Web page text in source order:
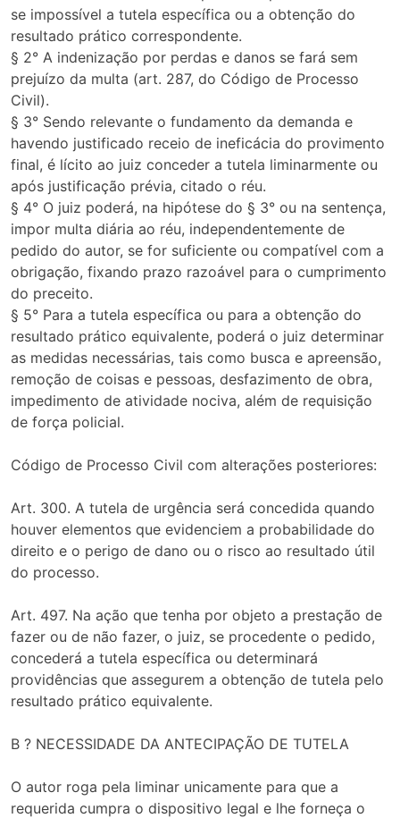
se impossível a tutela específica ou a obtenção do
resultado prático correspondente.
§ 2° A indenização por perdas e danos se fará sem
prejuízo da multa (art. 287, do Código de Processo
Civil).
§ 3° Sendo relevante o fundamento da demanda e
havendo justificado receio de ineficácia do provimento
final, é lícito ao juiz conceder a tutela liminarmente ou
após justificação prévia, citado o réu.
§ 4° O juiz poderá, na hipótese do § 3° ou na sentença,
impor multa diária ao réu, independentemente de
pedido do autor, se for suficiente ou compatível com a
obrigação, fixando prazo razoável para o cumprimento
do preceito.
§ 5° Para a tutela específica ou para a obtenção do
resultado prático equivalente, poderá o juiz determinar
as medidas necessárias, tais como busca e apreensão,
remoção de coisas e pessoas, desfazimento de obra,
impedimento de atividade nociva, além de requisição
de força policial.
Código de Processo Civil com alterações posteriores:
Art. 300. A tutela de urgência será concedida quando
houver elementos que evidenciem a probabilidade do
direito e o perigo de dano ou o risco ao resultado útil
do processo.
Art. 497. Na ação que tenha por objeto a prestação de
fazer ou de não fazer, o juiz, se procedente o pedido,
concederá a tutela específica ou determinará
providências que assegurem a obtenção de tutela pelo
resultado prático equivalente.
B ? NECESSIDADE DA ANTECIPAÇÃO DE TUTELA
O autor roga pela liminar unicamente para que a
requerida cumpra o dispositivo legal e lhe forneça o